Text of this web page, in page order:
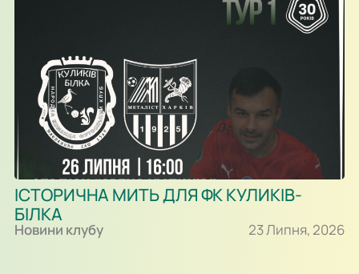
ІСТОРИЧНА МИТЬ ДЛЯ ФК КУЛИКІВ-
БІЛКА
Новини клубу 23 Липня, 2026